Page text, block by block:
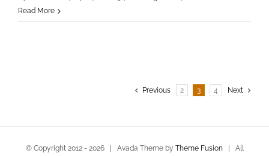
證
Read More
Previous 2 3 4 Next
© Copyright 2012 - 2026 | Avada Theme by Theme Fusion| All